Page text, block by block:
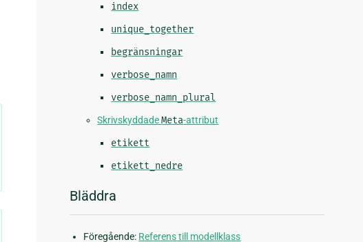
index
unique_together
begränsningar
verbose_namn
verbose_namn_plural
SkrivskyddadeMeta-attribut
etikett
etikett_nedre
Bläddra
Föregående: Referens till modellklass